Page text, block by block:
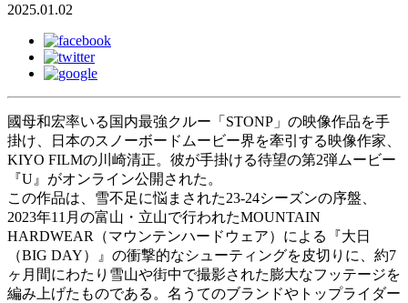
2025.01.02
國母和宏率いる国内最強クルー「STONP」の映像作品を手
掛け、日本のスノーボードムービー界を牽引する映像作家、
KIYO FILMの川崎清正。彼が手掛ける待望の第2弾ムービー
『U』がオンライン公開された。
この作品は、雪不足に悩まされた23-24シーズンの序盤、
2023年11月の富山・立山で行われたMOUNTAIN
HARDWEAR（マウンテンハードウェア）による『大日
（BIG DAY）』の衝撃的なシューティングを皮切りに、約7
ヶ月間にわたり雪山や街中で撮影された膨大なフッテージを
編み上げたものである。名うてのブランドやトップライダー